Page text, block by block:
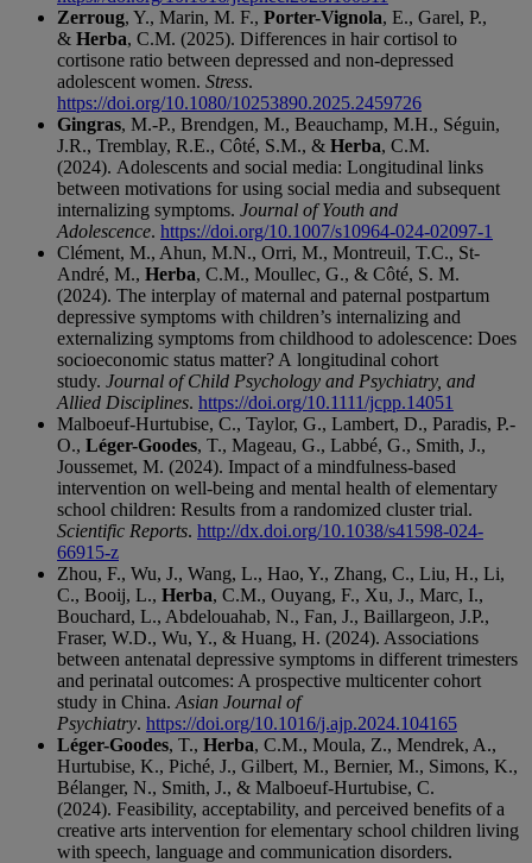
Zerroug, Y., Marin, M. F., Porter-Vignola, E., Garel, P.,
& Herba, C.M. (2025). Differences in hair cortisol to
cortisone ratio between depressed and non-depressed
adolescent women. Stress.
https://doi.org/10.1080/10253890.2025.2459726
Gingras, M.-P., Brendgen, M., Beauchamp, M.H., Séguin,
J.R., Tremblay, R.E., Côté, S.M., & Herba, C.M.
(2024). Adolescents and social media: Longitudinal links
between motivations for using social media and subsequent
internalizing symptoms. Journal of Youth and
Adolescence. https://doi.org/10.1007/s10964-024-02097-1
Clément, M., Ahun, M.N., Orri, M., Montreuil, T.C., St-
André, M., Herba, C.M., Moullec, G., & Côté, S. M.
(2024). The interplay of maternal and paternal postpartum
depressive symptoms with children’s internalizing and
externalizing symptoms from childhood to adolescence: Does
socioeconomic status matter? A longitudinal cohort
study. Journal of Child Psychology and Psychiatry, and
Allied Disciplines. https://doi.org/10.1111/jcpp.14051
Malboeuf-Hurtubise, C., Taylor, G., Lambert, D., Paradis, P.-
O., Léger-Goodes, T., Mageau, G., Labbé, G., Smith, J.,
Joussemet, M. (2024). Impact of a mindfulness-based
intervention on well-being and mental health of elementary
school children: Results from a randomized cluster trial.
Scientific Reports. http://dx.doi.org/10.1038/s41598-024-
66915-z
Zhou, F., Wu, J., Wang, L., Hao, Y., Zhang, C., Liu, H., Li,
C., Booij, L., Herba, C.M., Ouyang, F., Xu, J., Marc, I.,
Bouchard, L., Abdelouahab, N., Fan, J., Baillargeon, J.P.,
Fraser, W.D., Wu, Y., & Huang, H. (2024). Associations
between antenatal depressive symptoms in different trimesters
and perinatal outcomes: A prospective multicenter cohort
study in China. Asian Journal of
Psychiatry. https://doi.org/10.1016/j.ajp.2024.104165
Léger-Goodes, T., Herba, C.M., Moula, Z., Mendrek, A.,
Hurtubise, K., Piché, J., Gilbert, M., Bernier, M., Simons, K.,
Bélanger, N., Smith, J., & Malboeuf-Hurtubise, C.
(2024). Feasibility, acceptability, and perceived benefits of a
creative arts intervention for elementary school children living
with speech, language and communication disorders.